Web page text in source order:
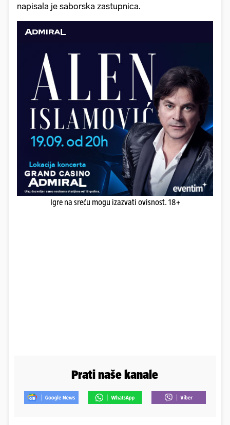
napisala je saborska zastupnica.
Igre na sreću mogu izazvati ovisnost. 18+
Prati naše kanale